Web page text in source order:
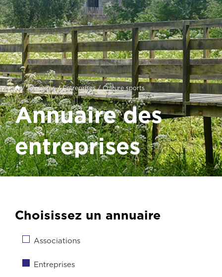
/Annuaires/Entreprises/ Culture sports
Annuaire des
entreprises
Choisissez un annuaire
Associations
Entreprises